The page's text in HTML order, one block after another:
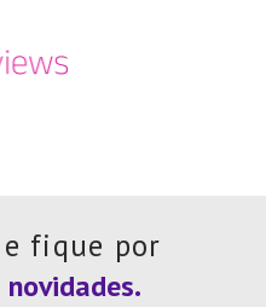
e fique por